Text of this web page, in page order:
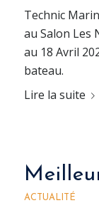
Technic
au Salon Les
au 18 Avril
bateau.
Lire la suite
ACTUALITÉ